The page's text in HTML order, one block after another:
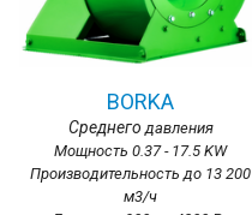
BORKA
Среднего давления
Мощность 0.37 - 17.5 KW
Производительность до 13 200
м3/ч